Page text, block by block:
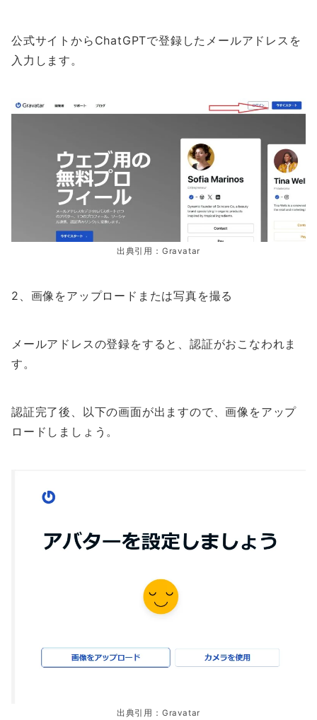
公式サイトからChatGPTで登録したメールアドレスを
入力します。
出典引用：Gravatar
2、画像をアップロードまたは写真を撮る
メールアドレスの登録をすると、認証がおこなわれま
す。
認証完了後、以下の画面が出ますので、画像をアップ
ロードしましょう。
出典引用：Gravatar